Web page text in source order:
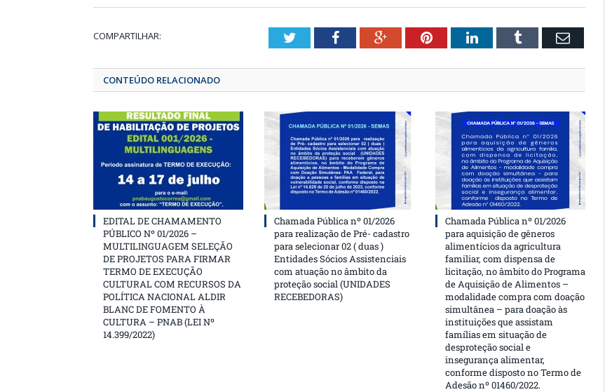
COMPARTILHAR: TwitterFacebookGoogle+Pinterest
LinkedInTumblrEmail
CONTEÚDO RELACIONADO
EDITAL DE CHAMAMENTO
PÚBLICO Nº 01/2026 –
MULTILINGUAGEM SELEÇÃO
DE PROJETOS PARA FIRMAR
TERMO DE EXECUÇÃO
CULTURAL COM RECURSOS DA
POLÍTICA NACIONAL ALDIR
BLANC DE FOMENTO À
CULTURA – PNAB (LEI Nº
14.399/2022)
Chamada Pública nº 01/2026
para realização de Pré- cadastro
para selecionar 02 ( duas )
Entidades Sócios Assistenciais
com atuação no âmbito da
proteção social (UNIDADES
RECEBEDORAS)
Chamada Pública nº 01/2026
para aquisição de gêneros
alimentícios da agricultura
familiar, com dispensa de
licitação, no âmbito do Programa
de Aquisição de Alimentos –
modalidade compra com doação
simultânea – para doação às
instituições que assistam
famílias em situação de
desproteção social e
insegurança alimentar,
conforme disposto no Termo de
Adesão nº 01460/2022.